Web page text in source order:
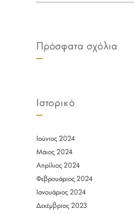
Πρόσφατα σχόλια
Ιστορικό
Ιούνιος 2024
Μάιος 2024
Απρίλιος 2024
Φεβρουάριος 2024
Ιανουάριος 2024
Δεκέμβριος 2023